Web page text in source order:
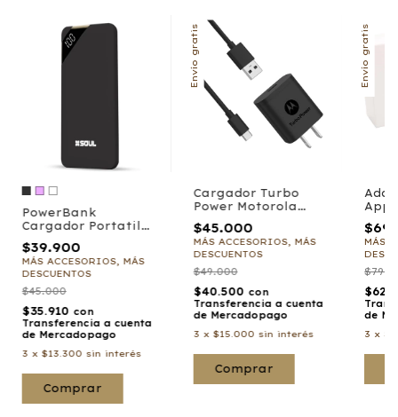
PowerBank
Cargador Portatil
con visor 10000 mah
$39.900
MÁS ACCESORIOS, MÁS
DESCUENTOS
$45.000
$35.910 con
Transferencia a cuenta
de Mercadopago
3 x $13.300 sin interés
Comprar
Envío gratis
Cargador Turbo
Power Motorola
Carga Rapida 18w
Tipo C
$45.000
MÁS ACCESORIOS, MÁS
DESCUENTOS
$49.000
$40.500 con
Transferencia a cuenta
de Mercadopago
3 x $15.000 sin interés
Envío gratis
MÁS
de
3 x